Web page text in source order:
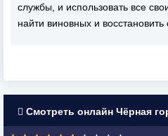
службы, и использовать все
найти виновных и восстановить
Смотреть онлайн Чёрная